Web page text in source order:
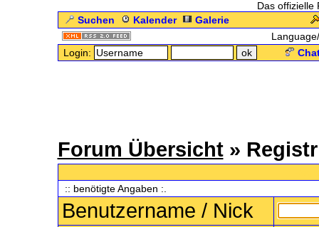
Das offizielle
Suchen
Kalender
Galerie
Login:
Forum Übersicht»
:: benötigte Angaben :.
Benutzername / Nick